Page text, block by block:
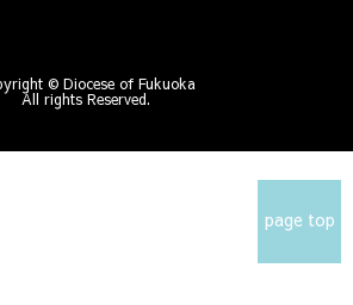
page top
© Diocese of Fukuoka
All rights Reserved.